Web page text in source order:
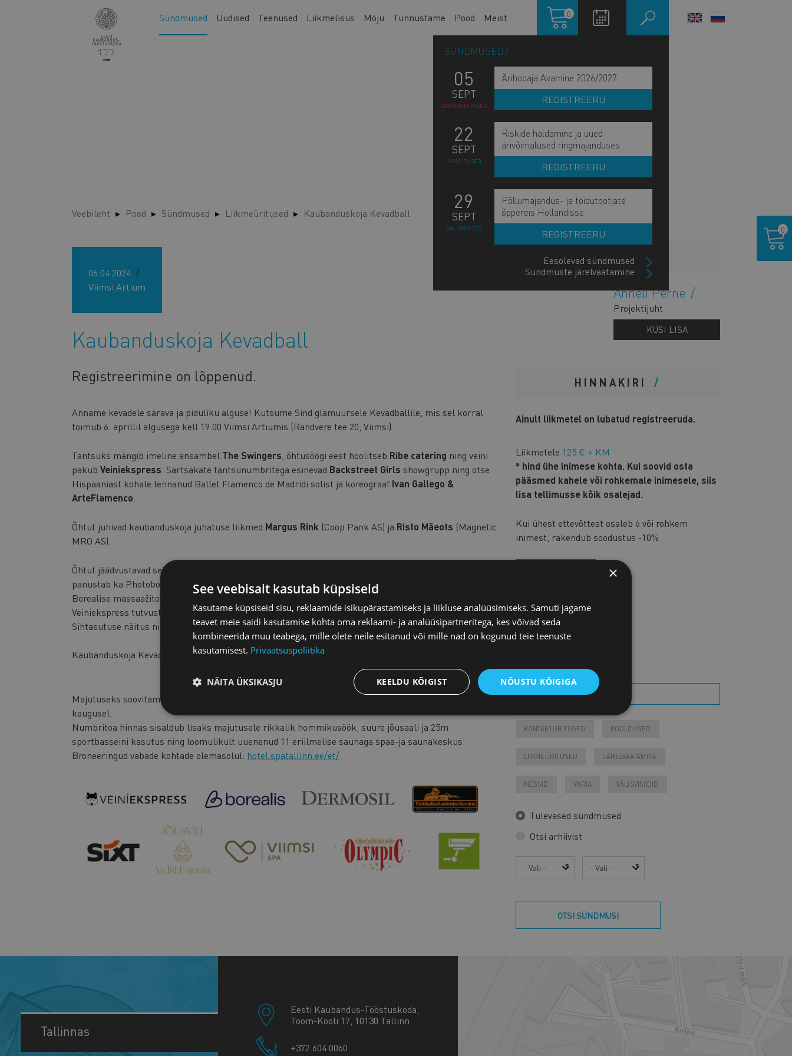
Main
navigation
Sündmused Uudised Teenused Liikmelisus Mõju Tunnustame Pood Meist
Ostukorv
0
SÜNDMUSED
05
SEPT
LIIKMEÜRITUSED
Ärihooaja Avamine 2026/2027
REGISTREERU
22
SEPT
KOOLITUSED
Riskide haldamine ja uued
ärivõimalused ringmajanduses
REGISTREERU
29
SEPT
VÄLISVISIIDID
Põllumajandus- ja toidutootjate
õppereis Hollandisse
REGISTREERU
Eesolevad sündmused
Sündmuste järelvaatamine
LANGUAGE
Veebileht Pood Sündmused Liikmeüritused Kaubanduskoja Kevadball
06.04.2024
Viimsi Artium
Kaubanduskoja Kevadball
Registreerimine on lõppenud.
Anname kevadele särava ja piduliku alguse! Kutsume Sind glamuursele Kevadballile, mis sel korral
toimub 6. aprillil algusega kell 19.00 Viimsi Artiumis (Randvere tee 20, Viimsi).
Tantsuks mängib imeline ansambel The Swingers , õhtusöögi eest hoolitseb Ribe catering ning veini
pakub Veiniekspress . Särtsakate tantsunumbritega esinevad Backstreet Girls showgrupp ning otse
Hispaaniast kohale lennanud Ballet Flamenco de Madridi solist ja koreograaf Ivan Gallego &
ArteFlamenco
Õhtut juhivad kaubanduskoja juhatuse liikmed Margus Rink (Coop Pank AS) ja Risto Mäeots (Magnetic
MRO AS).
Õhtut jäädvustavad seltskonnafotograafid Kalev Lilleorg ja Erlend Štaub, meeleolukate piltidega
panustab ka Photobooth Estonia. Mõnusaslounge-alas saad puhata tantsimisest väsinud jalgu
Borealise massaažitoolides ning proovida kätt Olympic Casino Blackjacki ja ruletilaudadel.
Veiniekspress tutvustab ja pakub maitsmiseks põnevaid veine. Väljas on ka Riigikaitse Edendamise
Sihtasutuse näitus ning räägime lisaks riigikaitse tähtsusest.
Kaubanduskoja Kevadball on ettevõtjate tähtsaim pidu, ära jää sellest ilma!
Majutuseks soovitame Viimsi SPA hotelli, mis asub Viimsi Artiumist kõigest 10 minutilise jalutuskäigu
kaugusel.
Numbritoa hinnas sisaldub lisaks majutusele rikkalik hommikusöök, suure jõusaali ja 25m
sportbasseini kasutus ning loomulikult uuenenud 11 eriilmelise saunaga spaa-ja saunakeskus.
Broneeringud vabade kohtade olemasolul: hotel.spatallinn.ee/et/
0
LISAINFO
Anneli Perne
Projektijuht
KÜSI LISA
HINNAKIRI
Ainult liikmetel on lubatud registreeruda.
Liikmetele 125 € + KM
* hind ühe inimese kohta. Kui soovid osta
pääsmed kahele või rohkemale inimesele, siis
lisa tellimusse kõik osalejad.
Kui ühest ettevõttest osaleb 6 või rohkem
inimest, rakendub soodustus -10%
LIITU UUDISKIRJAGA
KONTAKTÜRITUSED KOOLITUSED
LIIKMEÜRITUSED JÄRELVAATAMINE
MESSID VARIA VÄLISVISIIDID
Tulevased sündmused
Otsi arhiivist
Aasta Kuu
OTSI SÜNDMUSI
Tallinnas
Eesti Kaubandus-Tööstuskoda,
Toom-Kooli 17, 10130 Tallinn
+372 604 0060
×
See veebisait kasutab küpsiseid
Kasutame küpsiseid sisu, reklaamide isikupärastamiseks ja liikluse analüüsimiseks. Samuti jagame
teavet meie saidi kasutamise kohta oma reklaami- ja analüüsipartneritega, kes võivad seda
kombineerida muu teabega, mille olete neile esitanud või mille nad on kogunud teie teenuste
kasutamisest. Privaatsuspoliitika
NÕUSTU KÕIGIGA
KEELDU KÕIGIST
NÄITA ÜKSIKASJU